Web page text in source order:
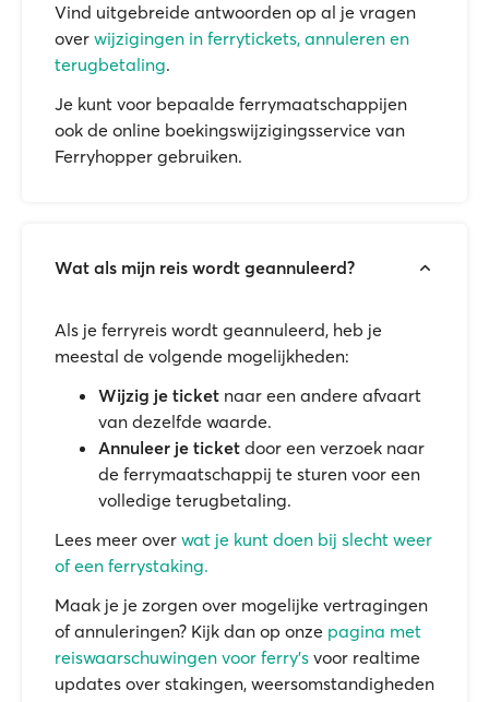
Vind uitgebreide antwoorden op al je vragen
over wijzigingen in ferrytickets, annuleren en
terugbetaling.
Je kunt voor bepaalde ferrymaatschappijen
ook de online boekingswijzigingsservice van
Ferryhopper gebruiken.
Wat als mijn reis wordt geannuleerd?
Als je ferryreis wordt geannuleerd, heb je
meestal de volgende mogelijkheden:
Wijzig je ticket naar een andere afvaart
van dezelfde waarde.
Annuleer je ticket door een verzoek naar
de ferrymaatschappij te sturen voor een
volledige terugbetaling.
Lees meer over wat je kunt doen bij slecht weer
of een ferrystaking.
Maak je je zorgen over mogelijke vertragingen
of annuleringen? Kijk dan op onze pagina met
reiswaarschuwingen voor ferry's voor realtime
updates over stakingen, weersomstandigheden